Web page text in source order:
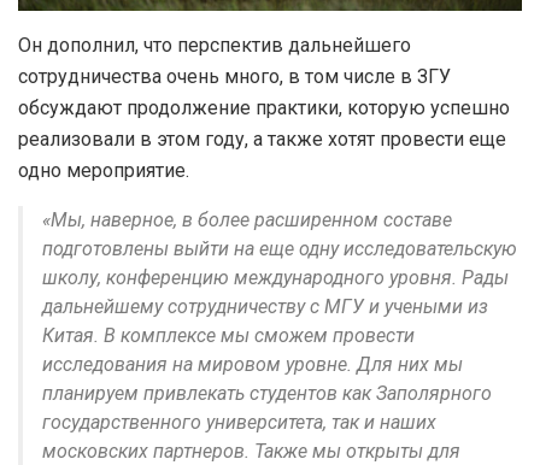
Он дополнил, что перспектив дальнейшего
сотрудничества очень много, в том числе в ЗГУ
обсуждают продолжение практики, которую успешно
реализовали в этом году, а также хотят провести еще
одно мероприятие.
«Мы, наверное, в более расширенном составе
подготовлены выйти на еще одну исследовательскую
школу, конференцию международного уровня. Рады
дальнейшему сотрудничеству с МГУ и учеными из
Китая. В комплексе мы сможем провести
исследования на мировом уровне. Для них мы
планируем привлекать студентов как Заполярного
государственного университета, так и наших
московских партнеров. Также мы открыты для